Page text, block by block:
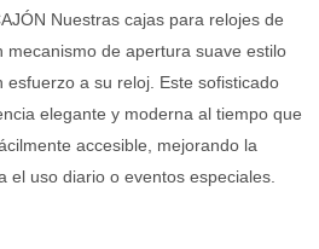
Nuestras cajas para relojes de
mecanismo de apertura suave estilo
a su reloj. Este sofisticado
elegante y moderna al tiempo que
accesible, mejorando la
el uso diario o eventos especiales.